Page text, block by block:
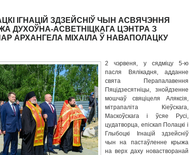
ІГНАЦІЙ ЗДЗЕЙСНІЎ ЧЫН АСВЯЧЭННЯ
ДУХОЎНА-АСВЕТНІЦКАГА ЦЭНТРА З
АРХАНГЕЛА МІХАІЛА Ў НАВАПОЛАЦКУ
2 чэрвеня, у сядміцу 5-ю
пасля Вялікадня, адданне
свята Перапалавення
Пяцідзесятніцы, знойдзенне
мошчаў свяціцеля Аляксія,
мітрапаліта Кіеўскага,
Маскоўскага і ўсяе Русі,
цудатворца, епіскап Полацкі і
Глыбоцкі Ігнацій здзейсніў
чын на пастаўленне крыжа
на верх даху новастворанай